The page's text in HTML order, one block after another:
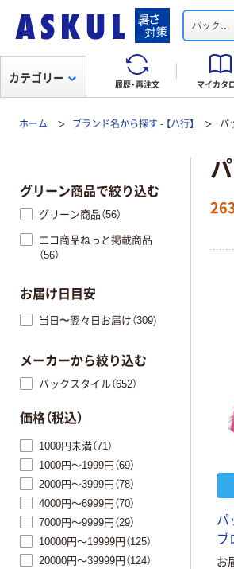
パック ...
履歴・再注文 マイカタ
カテゴリー
ホーム ブランド名から探す - 【ハ行】 パ
パ
ブ
お
グリーン商品で絞り込む
グリーン商品（56）
エコ商品ねっと掲載商品
（56）
お届け日目安
当日〜翌々日お届け（309)
メーカーから絞り込む
パックスタイル（652）
価格（税込）
1000円未満（71）
1000円～1999円（69）
2000円～3999円（78）
4000円～6999円（70）
7000円～9999円（29）
10000円～19999円（125）
20000円～39999円（124）